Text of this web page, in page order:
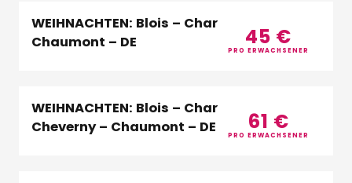
WEIHNACHTEN: Blois – Chambord –
Chaumont – DE
45 €
PRO ERWACHSENER
WEIHNACHTEN: Blois – Chambord –
Cheverny – Chaumont – DE
61 €
PRO ERWACHSENER